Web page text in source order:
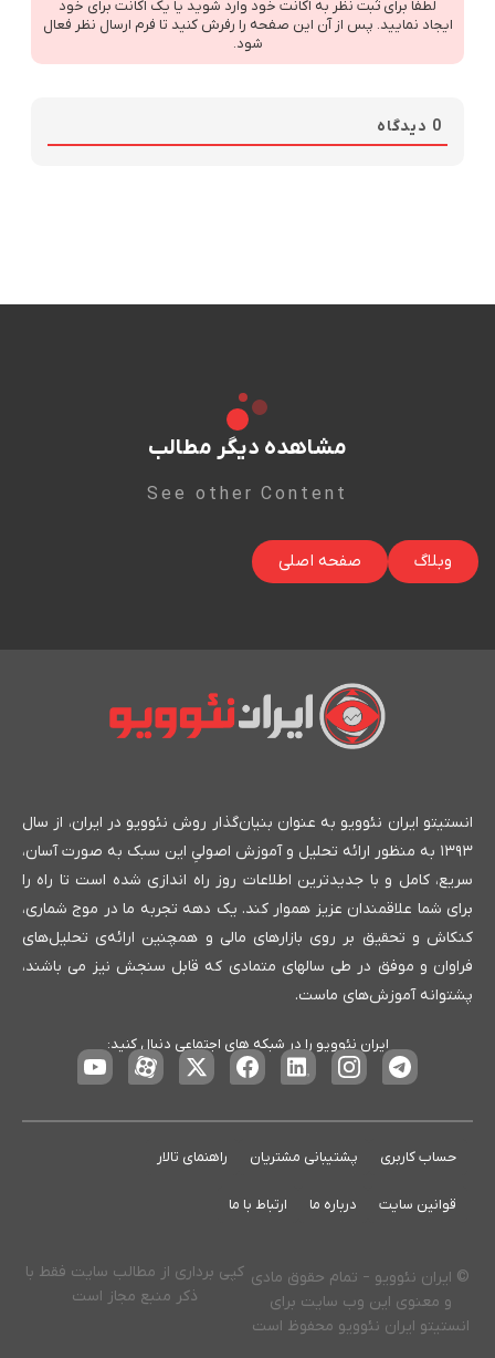
لطفاً برای ثبت نظر به اکانت خود وارد شوید یا یک اکانت برای خود
ایجاد نمایید. پس از آن این صفحه را رفرش کنید تا فرم ارسال نظر فعال
شود.
0 دیدگاه
مشاهده دیگر مطالب
See other Content
وبلاگ صفحه اصلی
حساب کاربری پشتیبانی مشتریان راهنمای تالار
قوانین سایت درباره ما ارتباط با ما
انستیتو ایران نئوویو به عنوان بنیان‌گذار روش نئوویو در ایران، از سال
۱۳۹۳ به منظور ارائه تحلیل و آموزش اصولیِ این سبک به صورت آسان،
سریع، کامل و با جدیدترین اطلاعات روز راه اندازی شده است تا راه را
برای شما علاقمندان عزیز هموار کند. یک دهه تجربه ما در موج شماری،
کنکاش و تحقیق بر روی بازارهای مالی و همچنین ارائه‌ی تحلیل‌های
فراوان و موفق در طی سالهای متمادی که قابل سنجش نیز می باشند،
پشتوانه آموزش‌های ماست.
ایران نئوویو را در شبکه های اجتماعی دنبال کنید:
© ایران نئوویو – تمام حقوق مادی
و معنوی این وب سایت برای
انستیتو ایران نئوویو محفوظ است
کپی برداری از مطالب سایت فقط با
ذکر منبع مجاز است